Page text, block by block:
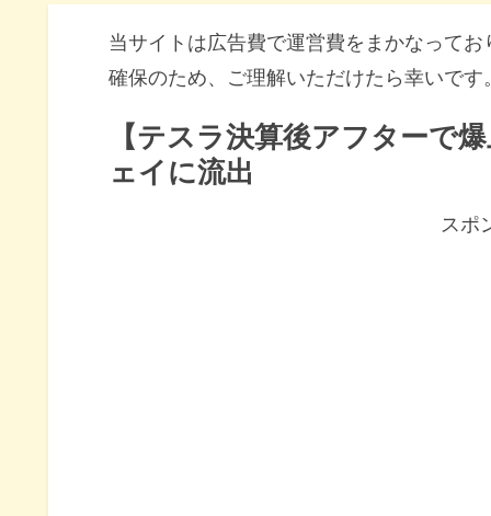
当サイトは広告費で運営費をまかなって
確保のため、ご理解いただけたら幸いです
【テスラ決算後アフターで
ェイに流出
スポ